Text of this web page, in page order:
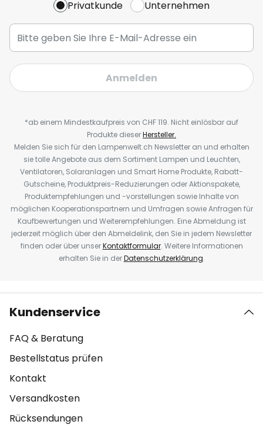
Privatkunde Unternehmen
Anmelden
*ab einem Mindestkaufpreis von CHF 119. Nicht einlösbar auf
Produkte dieserHersteller.
Melden Sie sich für den Lampenwelt.ch Newsletter an und erhalten
sie tolle Angebote aus dem Sortiment Lampen und Leuchten,
Ventilatoren, Solaranlagen und Smart Home Produkte, Rabatt-
Gutscheine, Produktpreis-Reduzierungen oder Aktionspakete,
Produktempfehlungen und -vorstellungen sowie Inhalte von
möglichen Kooperationspartnern und Umfragen sowie Anfragen für
Kaufbewertungen und Weiterempfehlungen. Eine Abmeldung ist
jederzeit möglich über den Abmeldelink, den Sie in jedem Newsletter
finden oder über unserKontaktformular. Weitere Informationen
erhalten Sie in derDatenschutzerklärung.
Kundenservice
FAQ & Beratung
Bestellstatus prüfen
Kontakt
Versandkosten
Rücksendungen